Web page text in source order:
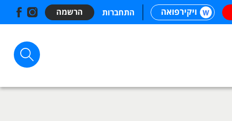
ויקירפואה התחברות הרשמה